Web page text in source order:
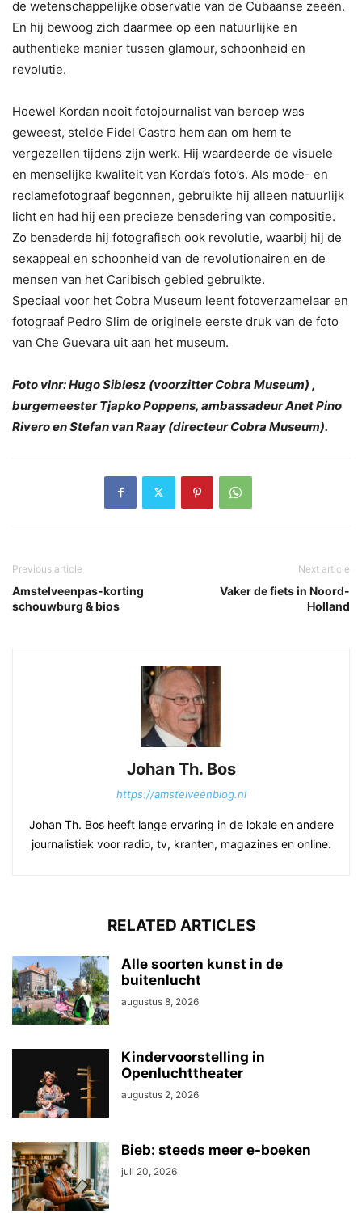
de wetenschappelijke observatie van de Cubaanse zeeën.
En hij bewoog zich daarmee op een natuurlijke en
authentieke manier tussen glamour, schoonheid en
revolutie.
Hoewel Kordan nooit fotojournalist van beroep was
geweest, stelde Fidel Castro hem aan om hem te
vergezellen tijdens zijn werk. Hij waardeerde de visuele
en menselijke kwaliteit van Korda’s foto’s. Als mode- en
reclamefotograaf begonnen, gebruikte hij alleen natuurlijk
licht en had hij een precieze benadering van compositie.
Zo benaderde hij fotografisch ook revolutie, waarbij hij de
sexappeal en schoonheid van de revolutionairen en de
mensen van het Caribisch gebied gebruikte.
Speciaal voor het Cobra Museum leent fotoverzamelaar en
fotograaf Pedro Slim de originele eerste druk van de foto
van Che Guevara uit aan het museum.
Foto vlnr: Hugo Siblesz (voorzitter Cobra Museum) ,
burgemeester Tjapko Poppens, ambassadeur Anet Pino
Rivero en Stefan van Raay (directeur Cobra Museum).
Previous article
Amstelveenpas-korting
schouwburg & bios
Next article
Vaker de fiets in Noord-
Holland
Johan Th. Bos
https://amstelveenblog.nl
Johan Th. Bos heeft lange ervaring in de lokale en andere
journalistiek voor radio, tv, kranten, magazines en online.
RELATED ARTICLES
Alle soorten kunst in de
buitenlucht
augustus 8, 2026
Kindervoorstelling in
Openluchttheater
augustus 2, 2026
Bieb: steeds meer e-boeken
juli 20, 2026